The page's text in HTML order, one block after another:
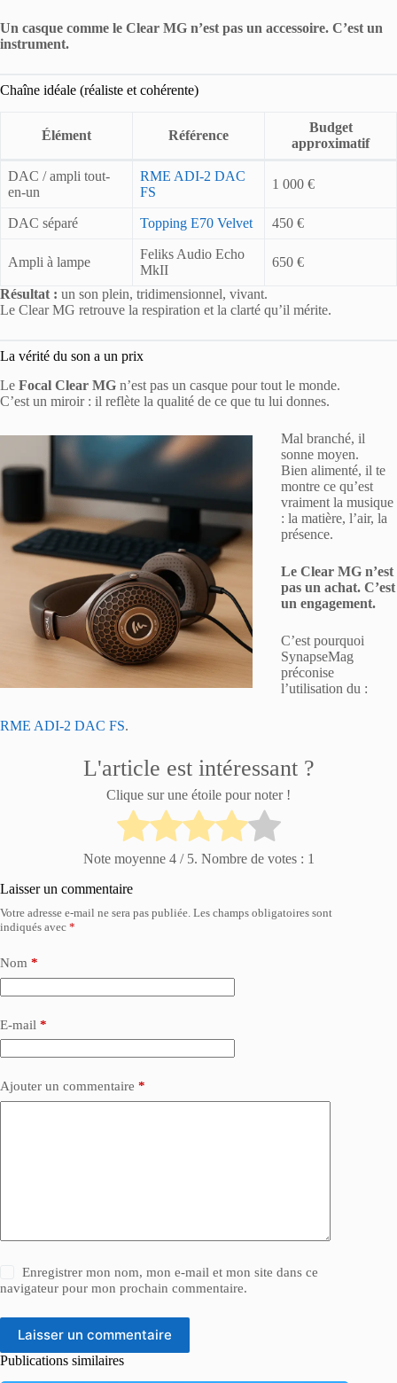
Un casque comme le Clear MG n’est pas un accessoire. C’est un
instrument.
Chaîne idéale (réaliste et cohérente)
Élément Référence
Budget
approximatif
DAC / ampli tout-
en-un
RME ADI-2 DAC
FS
1 000 €
DAC séparé Topping E70 Velvet 450 €
Ampli à lampe
Feliks Audio Echo
MkII
650 €
Résultat : un son plein, tridimensionnel, vivant.
Le Clear MG retrouve la respiration et la clarté qu’il mérite.
La vérité du son a un prix
Le Focal Clear MG n’est pas un casque pour tout le monde.
C’est un miroir : il reflète la qualité de ce que tu lui donnes.
Mal branché, il
sonne moyen.
Bien alimenté, il te
montre ce qu’est
vraiment la musique
: la matière, l’air, la
présence.
Le Clear MG n’est
pas un achat. C’est
un engagement.
C’est pourquoi
SynapseMag
préconise
l’utilisation du :
RME ADI-2 DAC FS.
L'article est intéressant ?
Clique sur une étoile pour noter !
Note moyenne 4/ 5. Nombre de votes : 1
Laisser un commentaire
Votre adresse e-mail ne sera pas publiée. Les champs obligatoires sont
indiqués avec *
Nom *
E-mail *
Ajouter un commentaire *
Enregistrer mon nom, mon e-mail et mon site dans ce
navigateur pour mon prochain commentaire.
Laisser un commentaire
Publications similaires